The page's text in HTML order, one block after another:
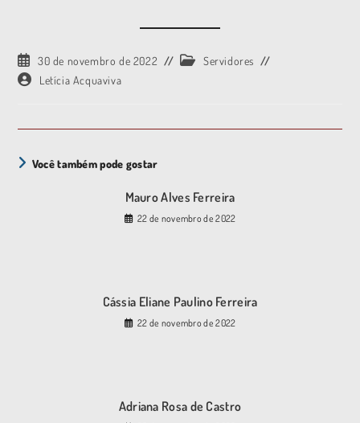
30 de novembro de 2022
Servidores
Letícia Acquaviva
Você também pode gostar
Mauro Alves Ferreira
22 de novembro de 2022
Cássia Eliane Paulino Ferreira
22 de novembro de 2022
Adriana Rosa de Castro